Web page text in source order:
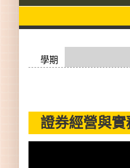
學期
證券經營與實